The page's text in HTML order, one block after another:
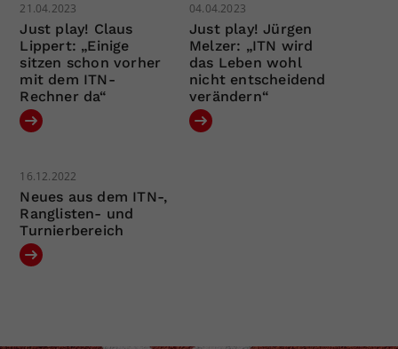
21.04.2023
Just play! Claus
Lippert: „Einige
sitzen schon vorher
mit dem ITN-
Rechner da“
04.04.2023
Just play! Jürgen
Melzer: „ITN wird
das Leben wohl
nicht entscheidend
verändern“
16.12.2022
Neues aus dem ITN-,
Ranglisten- und
Turnierbereich